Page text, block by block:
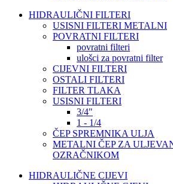
HIDRAULIČNI FILTERI
USISNI FILTERI METALNI
POVRATNI FILTERI
povratni filteri
ulošci za povratni filter
CIJEVNI FILTERI
OSTALI FILTERI
FILTER TLAKA
USISNI FILTERI
3/4"
1 - 1/4
ČEP SPREMNIKA ULJA
METALNI ČEP ZA
OZRAČNIKOM
HIDRAULIČNE CIJEVI